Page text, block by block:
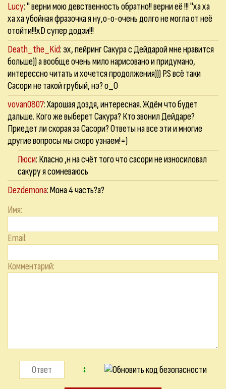
Lucy: " верни мою девственность обратно!! верни её !!! "ха ха
ха ха убойная фразочка я ну,о-о-очень долго не могла от неё
отойти!!!xD супер додзи!!!
Death_the_Kid: эх, пейринг Сакура с Дейдарой мне нравится
больше)) а вообще очень мило нарисовано и придумано,
интерессно читать и хочется продолжения))) P.S всё таки
Сасори не такой грубый, нэ? о_О
vovan0807: Харошая доздя, интересная. Ждём что будет
дальше. Кого же выберет Сакура? Кто звонил Дейдаре?
Приедет ли скорая за Сасори? Ответы на все эти и многие
другие вопросы мы скоро узнаем!=)
Люси: Класно ,н на счёт того что сасори не износиловал
сакуру я сомневаюсь
Dezdemona: Мона 4 часть?а?
Имя:
Email:
Комментарий: